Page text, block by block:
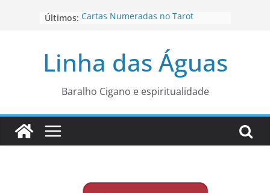
Últimos: Cartas Numeradas no Tarot
para está fase
Os Naipes no Tarot
Cartas da Corte no Tarot
Linha das Águas
Baralho Cigano e espiritualidade